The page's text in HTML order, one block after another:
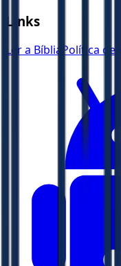
Links
Ler a Bíblia Política de